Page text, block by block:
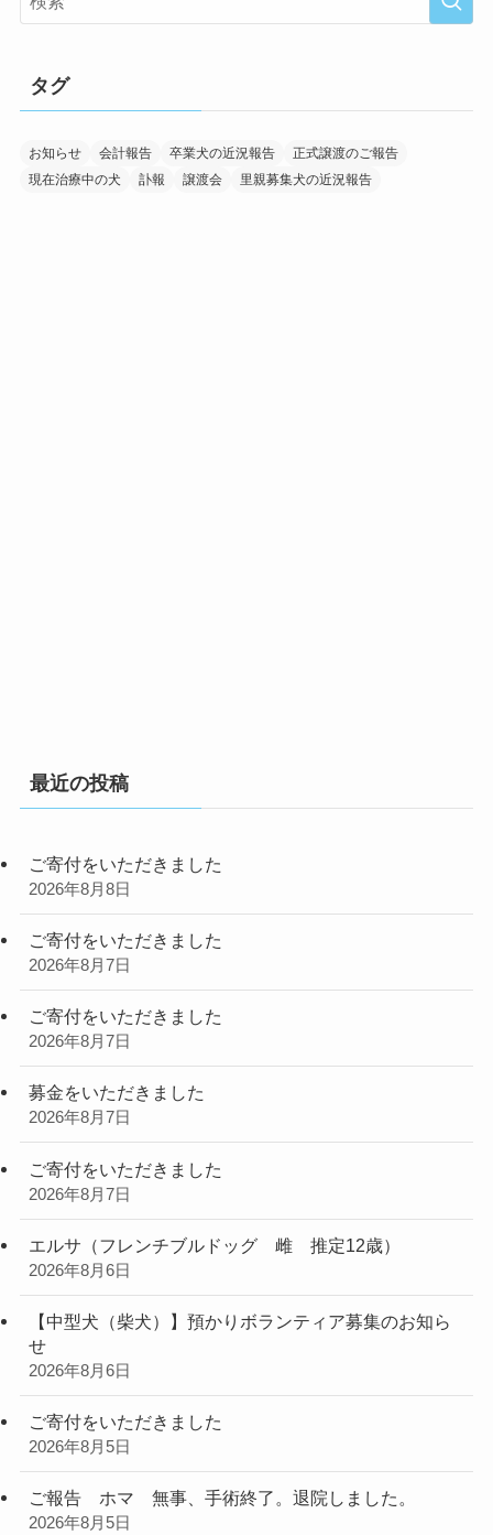
タグ
お知らせ 会計報告 卒業犬の近況報告
正式譲渡のご報告
現在治療中の犬
訃報 譲渡会 里親募集犬の近況報告
最近の投稿
ご寄付をいただきました
2026年8月8日
ご寄付をいただきました
2026年8月7日
ご寄付をいただきました
2026年8月7日
募金をいただきました
2026年8月7日
ご寄付をいただきました
2026年8月7日
エルサ（フレンチブルドッグ 雌 推定12歳）
2026年8月6日
【中型犬（柴犬）】預かりボランティア募集のお知ら
せ
2026年8月6日
ご寄付をいただきました
2026年8月5日
ご報告 ホマ 無事、手術終了。退院しました。
2026年8月5日